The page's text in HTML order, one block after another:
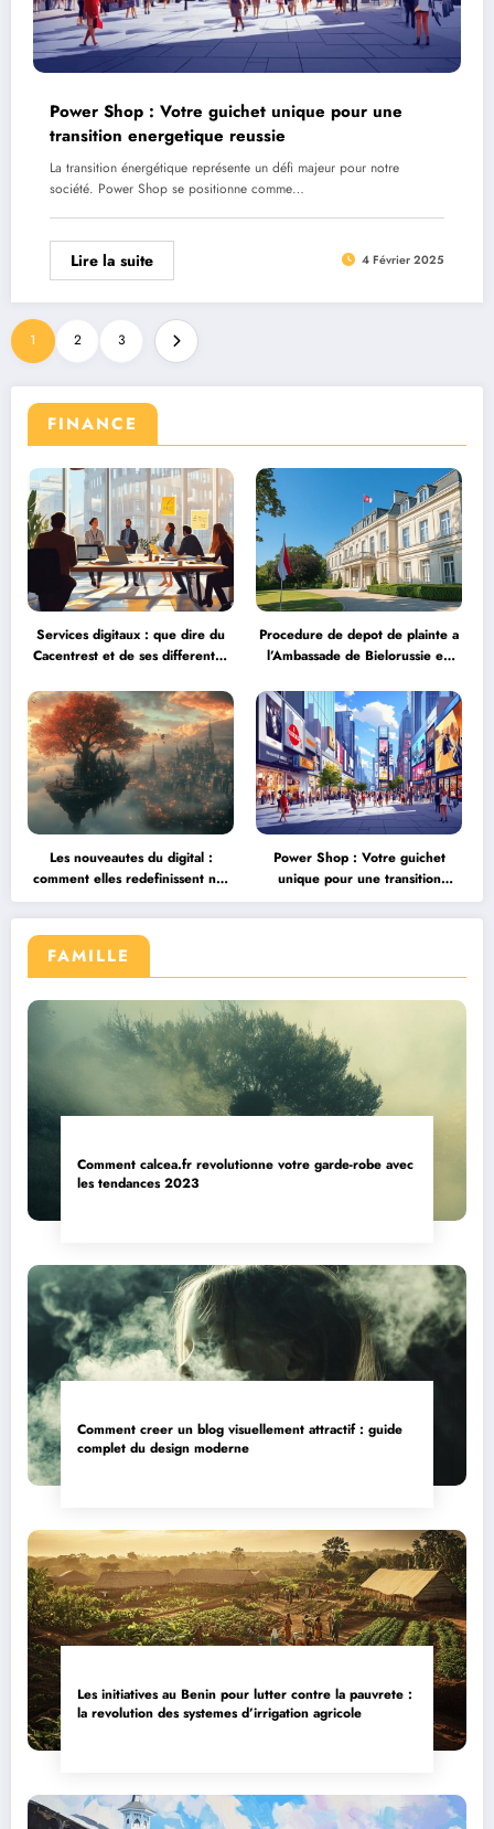
FINANCE
Services digitaux : que dire du
Cacentrest et de ses differentes
Procedure de depot de plainte a
l’Ambassade de Bielorussie en
Les nouveautes du digital :
comment elles redefinissent nos
interactions
Power Shop : Votre guichet
unique pour une transition
energetique reussie
FAMILLE
Comment calcea.fr revolutionne votre garde-robe avec
les tendances 2023
Comment creer un blog visuellement attractif : guide
complet du design moderne
Les initiatives au Benin pour lutter contre la pauvrete :
la revolution des systemes d’irrigation agricole
Power Shop : Votre guichet unique pour une
transition energetique reussie
La transition énergétique représente un défi majeur pour notre
société. Power Shop se positionne comme…
Lire la suite 4 Février 2025
1 2 3